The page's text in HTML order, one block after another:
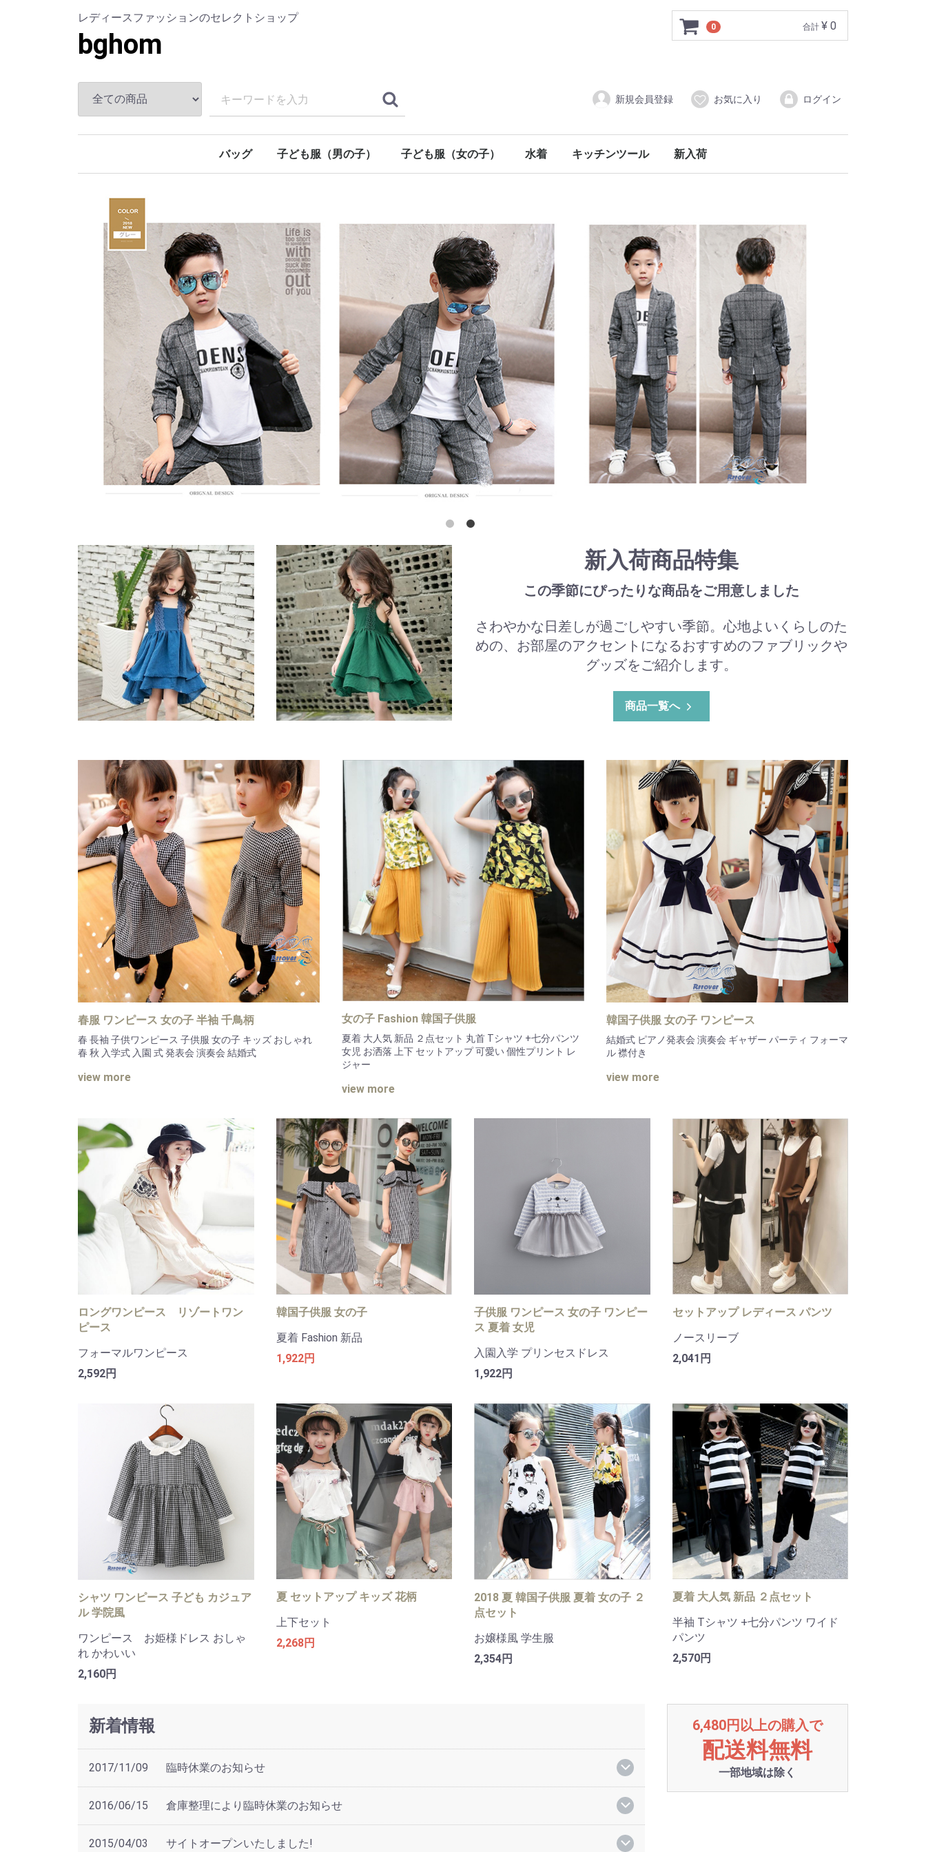
レディースファッションのセレクトショップ
bghom
0 合計 ¥ 0
新規会員登録 お気に入り ログイン
バッグ 子ども服（男の子） 子ども服（女の子） 水着 キッチンツール 新入荷
新入荷商品特集
この季節にぴったりな商品をご用意しました
さわやかな日差しが過ごしやすい季節。心地よいくらしのた
めの、お部屋のアクセントになるおすすめのファブリックや
グッズをご紹介します。
商品一覧へ
春服 ワンピース 女の子 半袖 千鳥柄
春 長袖 子供ワンピース 子供服 女の子 キッズ おしゃれ
春 秋 入学式 入園 式 発表会 演奏会 結婚式
view more
女の子 Fashion 韓国子供服
夏着 大人気 新品 ２点セット 丸首 Tシャツ +七分パンツ
女児 お洒落 上下 セットアップ 可愛い 個性プリント レ
ジャー
view more
韓国子供服 女の子 ワンピース
結婚式 ピアノ発表会 演奏会 ギャザー パーティ フォーマ
ル 襟付き
view more
ロングワンピース リゾートワン
ピース
フォーマルワンピース
2,592円
韓国子供服 女の子
夏着 Fashion 新品
1,922円
子供服 ワンピース 女の子 ワンピー
ス 夏着 女児
入園入学 プリンセスドレス
1,922円
セットアップ レディース パンツ
ノースリーブ
2,041円
シャツ ワンピース 子ども カジュア
ル 学院風
ワンピース お姫様ドレス おしゃ
れ かわいい
2,160円
夏 セットアップ キッズ 花柄
上下セット
2,268円
2018 夏 韓国子供服 夏着 女の子 ２
点セット
お嬢様風 学生服
2,354円
夏着 大人気 新品 ２点セット
半袖 Tシャツ +七分パンツ ワイド
パンツ
2,570円
新着情報
2017/11/09 臨時休業のお知らせ
2016/06/15 倉庫整理により臨時休業のお知らせ
2015/04/03 サイトオープンいたしました!
6,480円以上の購入で
配送料無料
一部地域は除く